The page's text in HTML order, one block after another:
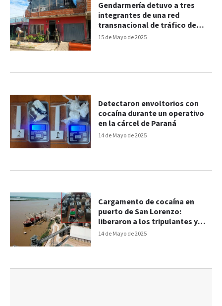
15 de Mayo de 2025
Gendarmería detuvo a tres
integrantes de una red
transnacional de tráfico de
cocaína
14 de Mayo de 2025
Detectaron envoltorios con
cocaína durante un operativo
en la cárcel de Paraná
14 de Mayo de 2025
Cargamento de cocaína en
puerto de San Lorenzo:
liberaron a los tripulantes y
solo el chef quedó detenido